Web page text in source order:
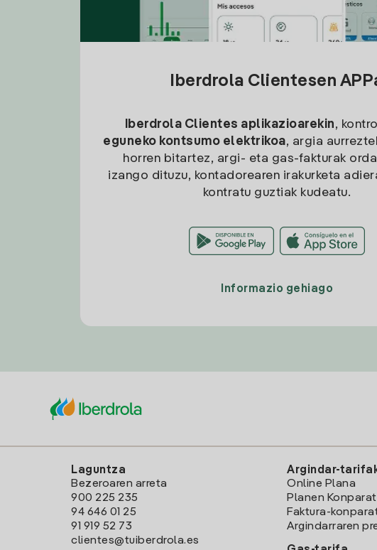
Iberdrola Clientesen
Iberdrola Clientes aplikazioarekin,
eguneko kontsumo elektrikoa, argia
horren bitartez, argi- eta gas-fakturak
izango dituzu, kontadorearen irakurketa
kontratu guztiak kudeatu.
Informazio gehiago
Laguntza
Bezeroaren arreta
900 225 235
94 646 01 25
91 919 52 73
clientes@tuiberdrola.es
Argindar-
Online Plana
Planen
Faktura-
Argindarraren